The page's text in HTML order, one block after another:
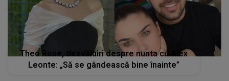
Theo Rose, dezvăluiri despre nunta cu Alex
Leonte: „Să se gândească bine înainte”